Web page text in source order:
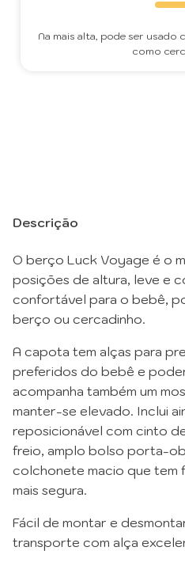
Na mais alta, pode ser usado
como
Descrição
O berço Luck Voyage é o
posições de altura, leve e
confortável para o bebê,
berço ou cercadinho.
A capota tem alças para
preferidos do bebê e
acompanha também um
manter-se elevado. Inclui
reposicionável com cinto
freio, amplo bolso porta-
colchonete macio que tem
mais segura.
Fácil de montar e
transporte com alça